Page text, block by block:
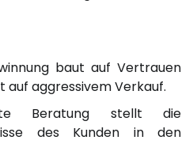
baut auf Vertrauen
auf aggressivem Verkauf.
Beratung stellt die
des Kunden in den